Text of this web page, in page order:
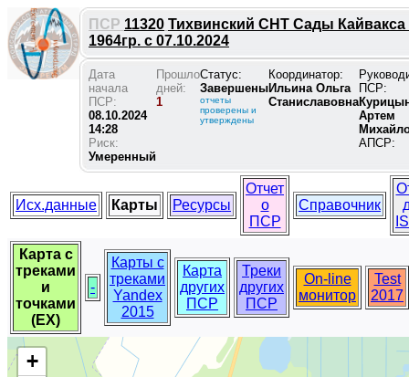
ПСР 11320 Тихвинский СНТ Сады
1964гр. с 07.10.2024
Дата
начала
ПСР:
08.10.2024
14:28
Риск:
Умеренный
Прошло
дней:
1
Статус:
Завершены
отчеты
проверены и
утверждены
Координатор:
Ильина Ольга
Станиславовна
ПСР:
Артем
АПСР:
Исх.данные Карты Ресурсы
Отчет
о
ПСР
Справочник
Карта с
треками
и
точками
(EX)
-
Карты с
треками
Yandex
2015
Карта
других
ПСР
Треки
других
ПСР
On-line
монитор
Test
2017
+